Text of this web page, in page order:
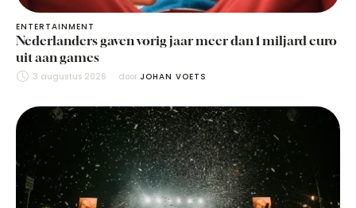
ENTERTAINMENT
Nederlanders gaven vorig jaar meer dan 1 miljard euro
uit aan games
3 augustus 2026 door JOHAN VOETS